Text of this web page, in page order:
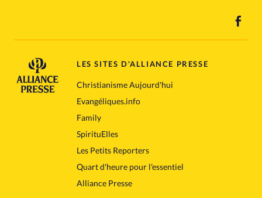
LES SITES D'ALLIANCE PRESSE
Christianisme Aujourd'hui
Evangéliques.info
Family
SpirituElles
Les Petits Reporters
Quart d'heure pour l'essentiel
Alliance Presse